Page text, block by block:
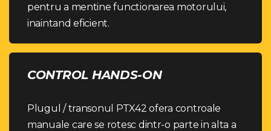
pentru a mentine functionarea motorului,
inaintand eficient.
CONTROL HANDS-ON
Plugul / transonul PTX42 ofera controale
manuale care se rotesc dintr-o parte in alta a